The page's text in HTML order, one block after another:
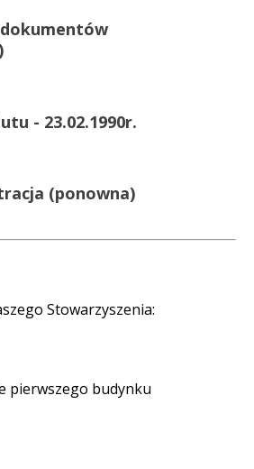
- 23.02.1990r.
(ponowna)
Stowarzyszenia:
pierwszego budynku